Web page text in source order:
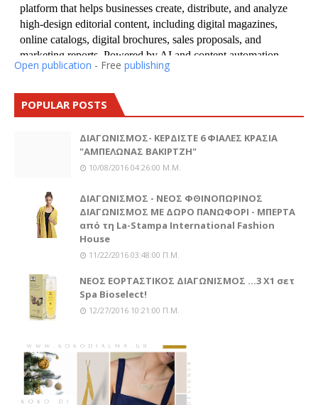
Open publication - Free publishing
POPULAR POSTS
ΔΙΑΓΩΝΙΣΜΟΣ- ΚΕΡΔΙΣΤΕ 6 ΦΙΑΛΕΣ ΚΡΑΣΙΑ
"ΑΜΠΕΛΩΝΑΣ ΒΑΚΙΡΤΖΗ"
10/08/2016 04:26:00 Μ.μ.
ΔΙΑΓΩΝΙΣΜΟΣ - ΝΕΟΣ ΦΘΙΝΟΠΩΡΙΝΟΣ
ΔΙΑΓΩΝΙΣΜΟΣ ΜΕ ΔΩΡΟ ΠΑΝΩΦΟΡΙ - ΜΠΕΡΤΑ
από τη La-Stampa International Fashion
House
11/22/2016 03:48:00 Π.μ.
ΝΕΟΣ ΕΟΡΤΑΣΤΙΚΟΣ ΔΙΑΓΩΝΙΣΜΟΣ ...3 Χ1 σετ
Spa Bioselect!
12/27/2016 10:21:00 Π.μ.